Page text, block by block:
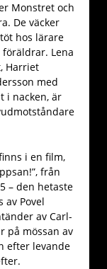
Monstret och
De väcker
hos lärare
föräldrar. Lena
Harriet
med
i nacken, är
i en film,
från
– den hetaste
av Povel
av Carl-
på mössan av
efter levande